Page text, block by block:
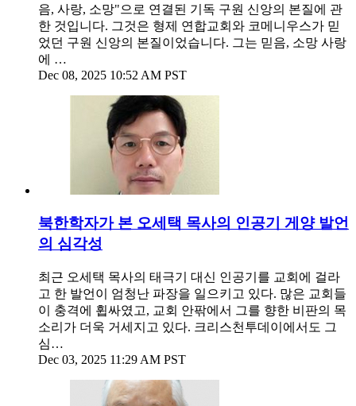
음, 사랑, 소망"으로 연결된 기독 구원 신앙의 본질에 관
한 것입니다. 그것은 형제 연합교회와 코메니우스가 믿
었던 구원 신앙의 본질이었습니다. 그는 믿음, 소망 사랑
에 …
Dec 08, 2025 10:52 AM PST
북한학자가 본 오세택 목사의 인공기 게양 발언
의 심각성
최근 오세택 목사의 태극기 대신 인공기를 교회에 걸라
고 한 발언이 엄청난 파장을 일으키고 있다. 많은 교회들
이 충격에 휩싸였고, 교회 안팎에서 그를 향한 비판의 목
소리가 더욱 거세지고 있다. 크리스천투데이에서도 그
심…
Dec 03, 2025 11:29 AM PST